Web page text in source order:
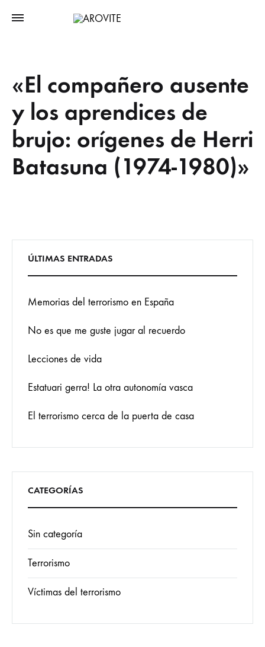
«El compañero ausente
y los aprendices de
brujo: orígenes de Herri
Batasuna (1974-1980)»
ÚLTIMAS ENTRADAS
Memorias del terrorismo en España
No es que me guste jugar al recuerdo
Lecciones de vida
Estatuari gerra! La otra autonomía vasca
El terrorismo cerca de la puerta de casa
CATEGORÍAS
Sin categoría
Terrorismo
Víctimas del terrorismo